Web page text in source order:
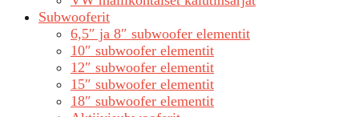
Subwooferit
6,5″ ja 8″ subwoofer elementit
10″ subwoofer elementit
12″ subwoofer elementit
15″ subwoofer elementit
18″ subwoofer elementit